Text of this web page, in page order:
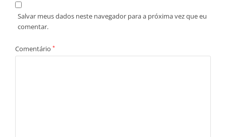
Salvar meus dados neste navegador para a próxima vez que eu
comentar.
Comentário *